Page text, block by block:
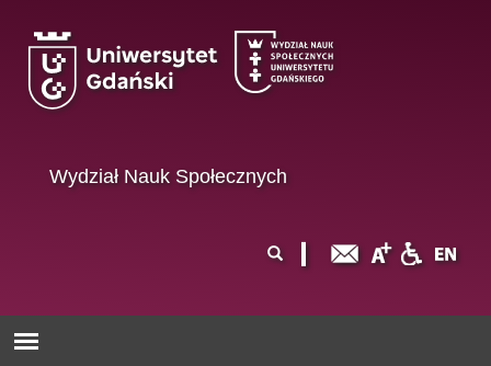
Wydział Nauk Społecznych
wyszukiwania